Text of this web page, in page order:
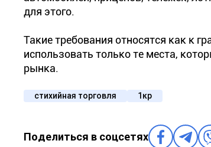
для этого.
Такие требования относятся как к
использовать только те места,
рынка.
стихийная торговля 1кр
Поделиться в соцсетях